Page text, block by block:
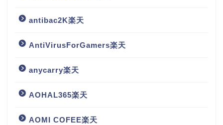
antibac2K楽天
AntiVirusForGamers楽天
anycarry楽天
AOHAL365楽天
AOMI COFEE楽天